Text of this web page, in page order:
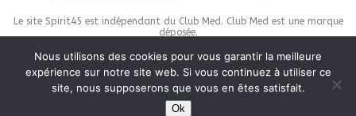
Le site Spirit45 est indépendant du Club Med. Club Med est une marque
déposée.
This site is protected bywp-copyrightpro.com
Nous utilisons des cookies pour vous garantir la meilleure
expérience sur notre site web. Si vous continuez à utiliser ce
site, nous supposerons que vous en êtes satisfait.
Ok